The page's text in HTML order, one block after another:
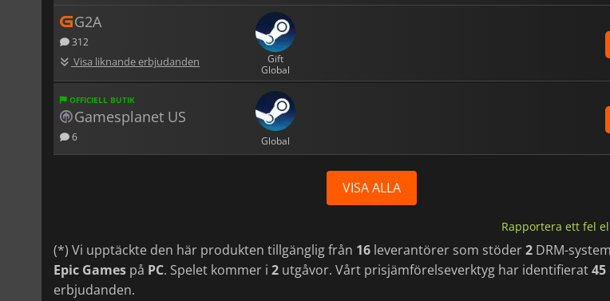
G2A
312
Visa liknande erbjudanden
Gift
Global
OFFICIELL BUTIK
Gamesplanet US
6 Global
VISA ALLA
Rapportera ett fel
(*) Vi upptäckte den här produkten tillgänglig från 16 leverantörer som stöder2 DRM-
Epic Games på PC. Spelet kommer i 2 utgåvor. Vårt prisjämförelseverktyg har identifierat45
erbjudanden.